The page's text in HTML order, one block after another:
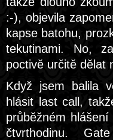
:-), objevila
kapse batohu,
tekutinami. No,
poctivě určitě dělat
Když jsem balila
hlásit last call,
průběžném
čtvrthodinu.